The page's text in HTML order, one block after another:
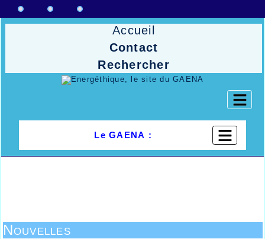
Accueil
Contact
Rechercher
Le GAENA :
Nouvelles